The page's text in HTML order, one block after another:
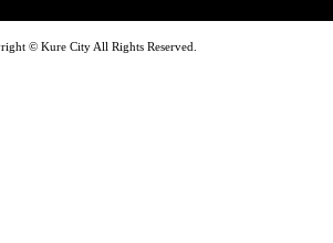
© Kure City All Rights Reserved.